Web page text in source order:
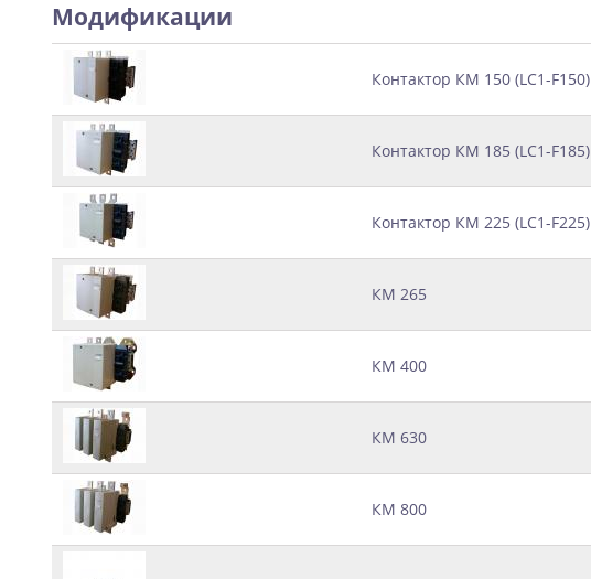
Модификации
Контактор КМ 150 (LC1-F150)
Контактор КМ 185 (LC1-F185)
Контактор КМ 225 (LC1-F225)
КМ 265
КМ 400
КМ 630
КМ 800